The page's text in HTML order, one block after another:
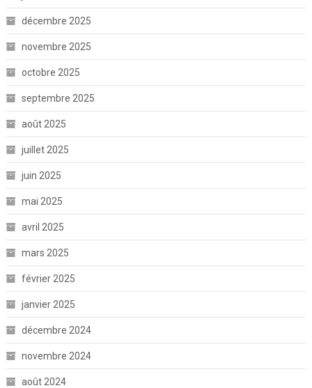
décembre 2025
novembre 2025
octobre 2025
septembre 2025
août 2025
juillet 2025
juin 2025
mai 2025
avril 2025
mars 2025
février 2025
janvier 2025
décembre 2024
novembre 2024
août 2024